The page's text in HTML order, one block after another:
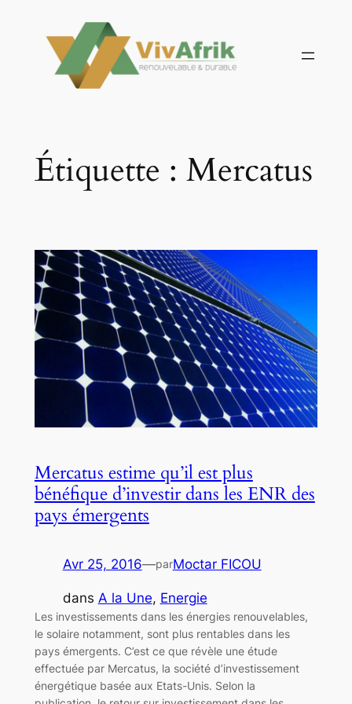
contenu
Étiquette : Mercatus
Mercatus estime qu’il est plus
bénéfique d’investir dans les ENR des
pays émergents
Avr 25, 2016—parMoctar FICOU
dans A la Une, Energie
Les investissements dans les énergies renouvelables,
le solaire notamment, sont plus rentables dans les
pays émergents. C’est ce que révèle une étude
effectuée par Mercatus, la société d’investissement
énergétique basée aux Etats-Unis. Selon la